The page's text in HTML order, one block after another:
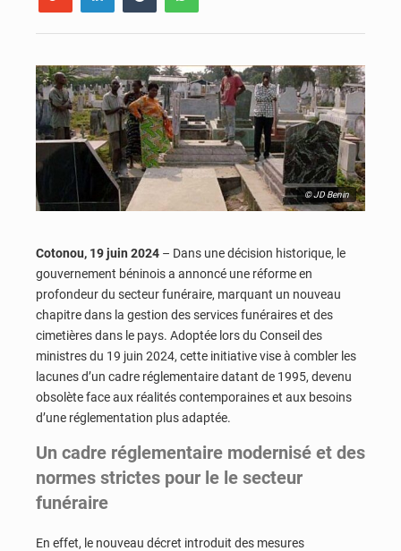
© JD Benin
Cotonou, 19 juin 2024 – Dans une décision historique, le
gouvernement béninois a annoncé une réforme en
profondeur du secteur funéraire, marquant un nouveau
chapitre dans la gestion des services funéraires et des
cimetières dans le pays. Adoptée lors du Conseil des
ministres du 19 juin 2024, cette initiative vise à combler les
lacunes d’un cadre réglementaire datant de 1995, devenu
obsolète face aux réalités contemporaines et aux besoins
d’une réglementation plus adaptée.
Un cadre réglementaire modernisé et des
normes strictes pour le le secteur
funéraire
En effet, le nouveau décret introduit des mesures